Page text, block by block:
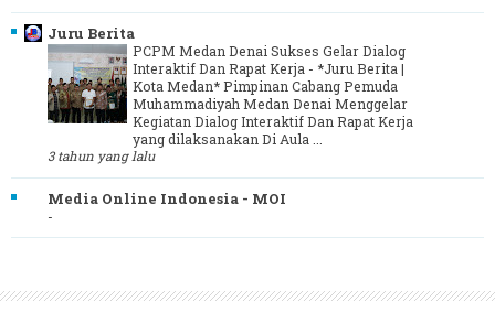
Juru Berita
PCPM Medan Denai Sukses Gelar Dialog
Interaktif Dan Rapat Kerja - *Juru Berita |
Kota Medan* Pimpinan Cabang Pemuda
Muhammadiyah Medan Denai Menggelar
Kegiatan Dialog Interaktif Dan Rapat Kerja
yang dilaksanakan Di Aula ...
3 tahun yang lalu
Media Online Indonesia - MOI
-